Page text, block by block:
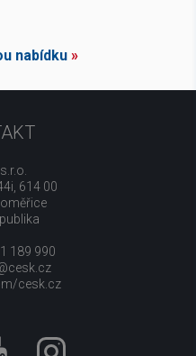
nabídku»
614 00
189 990
cesk.cz